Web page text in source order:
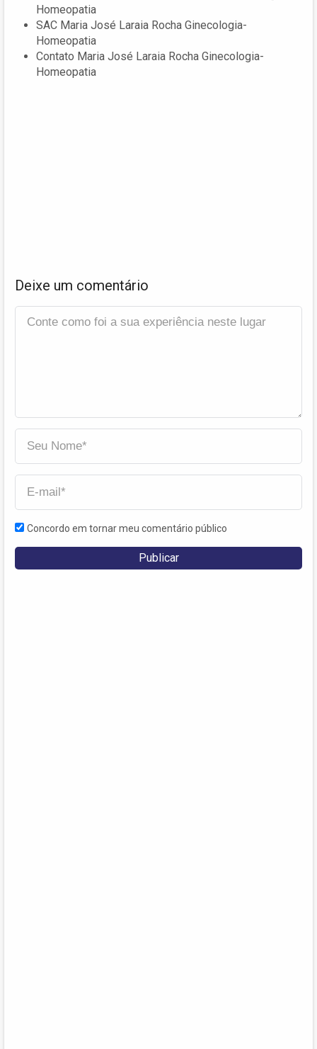
Homeopatia
SAC Maria José Laraia Rocha Ginecologia-
Homeopatia
Contato Maria José Laraia Rocha Ginecologia-
Homeopatia
Deixe um comentário
Concordo em tornar meu comentário público